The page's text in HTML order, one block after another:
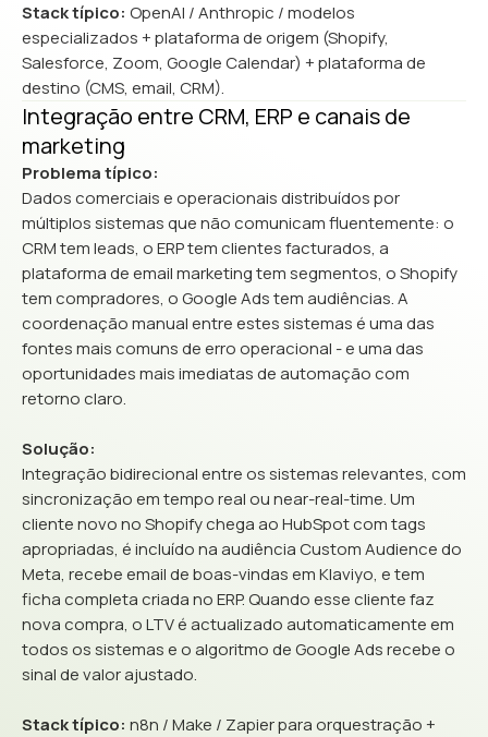
Stack típico: OpenAI / Anthropic / modelos
especializados + plataforma de origem (Shopify,
Salesforce, Zoom, Google Calendar) + plataforma de
destino (CMS, email, CRM).
Integração entre CRM, ERP e canais de
marketing
Problema típico:
Dados comerciais e operacionais distribuídos por
múltiplos sistemas que não comunicam fluentemente: o
CRM tem leads, o ERP tem clientes facturados, a
plataforma de email marketing tem segmentos, o Shopify
tem compradores, o Google Ads tem audiências. A
coordenação manual entre estes sistemas é uma das
fontes mais comuns de erro operacional - e uma das
oportunidades mais imediatas de automação com
retorno claro.
Solução:
Integração bidirecional entre os sistemas relevantes, com
sincronização em tempo real ou near-real-time. Um
cliente novo no Shopify chega ao HubSpot com tags
apropriadas, é incluído na audiência Custom Audience do
Meta, recebe email de boas-vindas em Klaviyo, e tem
ficha completa criada no ERP. Quando esse cliente faz
nova compra, o LTV é actualizado automaticamente em
todos os sistemas e o algoritmo de Google Ads recebe o
sinal de valor ajustado.
Stack típico: n8n / Make / Zapier para orquestração +